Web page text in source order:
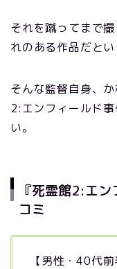
それを蹴ってまで
れのある作品だと
そんな監督自身、
2:エンフィールド
い。
『死霊館2:エ
コミ
【男性・40代